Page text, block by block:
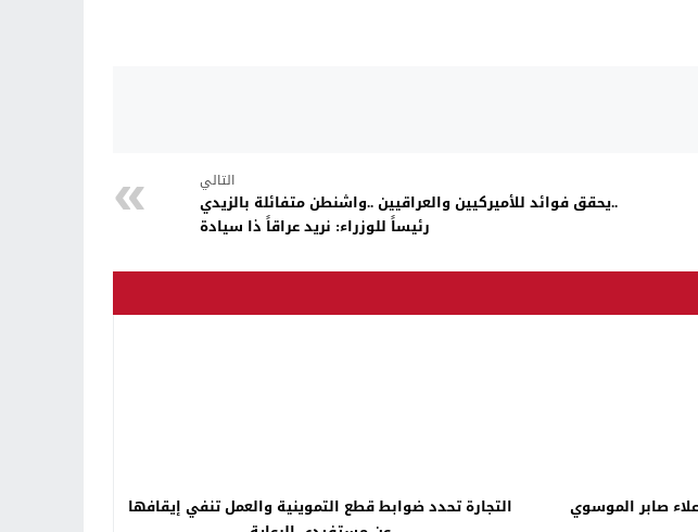
التالي
..يحقق فوائد للأميركيين والعراقيين ..واشنطن متفائلة بالزيدي
رئيساً للوزراء: نريد عراقاً ذا سيادة
صابر الموسوي
التجارة تحدد ضوابط قطع التموينية والعمل تنفي إيقافها